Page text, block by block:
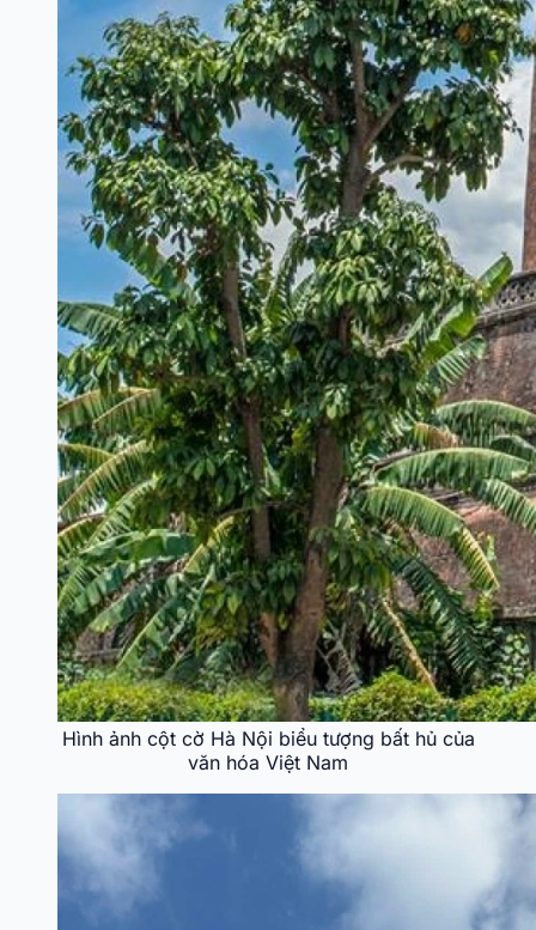
Hình ảnh cột cờ Hà Nội biểu tượng bất hủ của
văn hóa Việt Nam